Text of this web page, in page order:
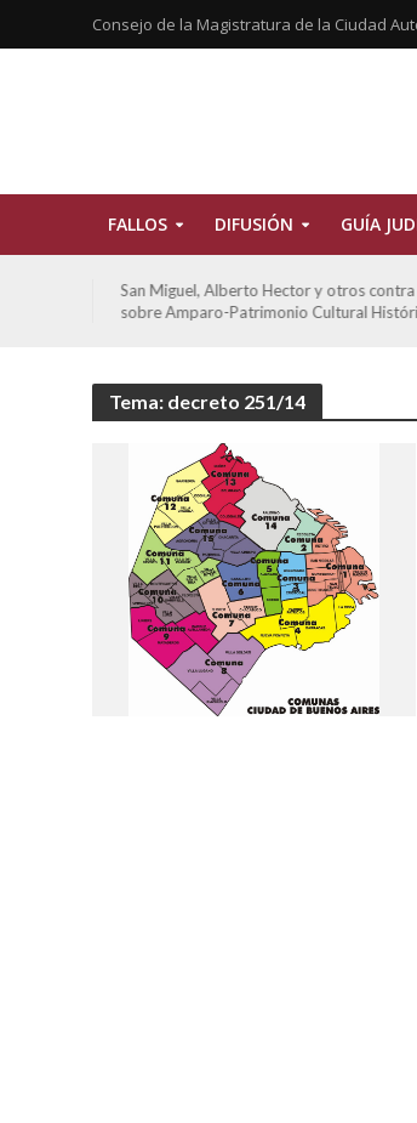
Consejo de la Magistratura de la Ciudad
FALLOS DIFUSIÓN GUÍA
San Miguel, Alberto Hector y otros
sobre Amparo-Patrimonio Cultural
Tema: decreto 251/14